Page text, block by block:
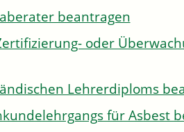
beantragen
oder
Lehrerdiploms
für Asbest